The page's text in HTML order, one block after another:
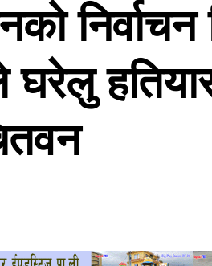
घरेलु